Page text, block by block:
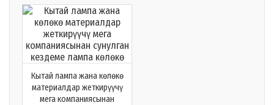
Кытай лампа жана көлөкө
материалдар жеткирүүчү
мега компаниясынан